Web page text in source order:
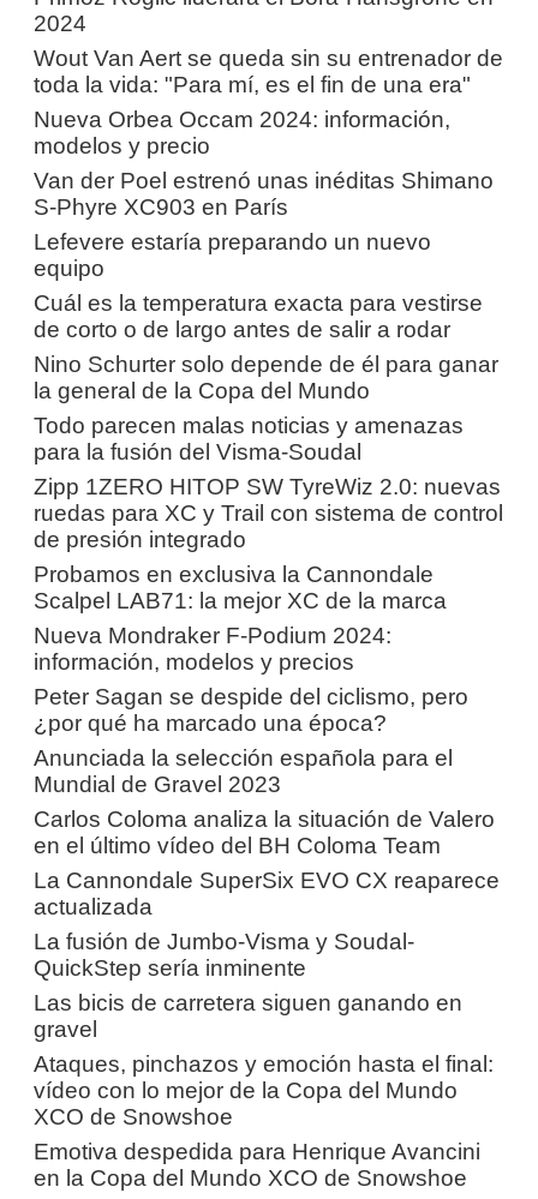
2024
Wout Van Aert se queda sin su entrenador de
toda la vida: "Para mí, es el fin de una era"
Nueva Orbea Occam 2024: información,
modelos y precio
Van der Poel estrenó unas inéditas Shimano
S-Phyre XC903 en París
Lefevere estaría preparando un nuevo
equipo
Cuál es la temperatura exacta para vestirse
de corto o de largo antes de salir a rodar
Nino Schurter solo depende de él para ganar
la general de la Copa del Mundo
Todo parecen malas noticias y amenazas
para la fusión del Visma-Soudal
Zipp 1ZERO HITOP SW TyreWiz 2.0: nuevas
ruedas para XC y Trail con sistema de control
de presión integrado
Probamos en exclusiva la Cannondale
Scalpel LAB71: la mejor XC de la marca
Nueva Mondraker F-Podium 2024:
información, modelos y precios
Peter Sagan se despide del ciclismo, pero
¿por qué ha marcado una época?
Anunciada la selección española para el
Mundial de Gravel 2023
Carlos Coloma analiza la situación de Valero
en el último vídeo del BH Coloma Team
La Cannondale SuperSix EVO CX reaparece
actualizada
La fusión de Jumbo-Visma y Soudal-
QuickStep sería inminente
Las bicis de carretera siguen ganando en
gravel
Ataques, pinchazos y emoción hasta el final:
vídeo con lo mejor de la Copa del Mundo
XCO de Snowshoe
Emotiva despedida para Henrique Avancini
en la Copa del Mundo XCO de Snowshoe